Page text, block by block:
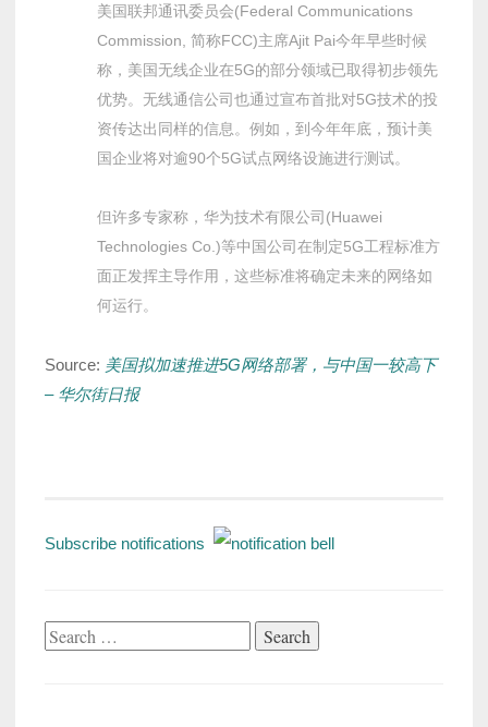
美国联邦通讯委员会(Federal Communications
Commission, 简称FCC)主席Ajit Pai今年早些时候
称，美国无线企业在5G的部分领域已取得初步领先
优势。无线通信公司也通过宣布首批对5G技术的投
资传达出同样的信息。例如，到今年年底，预计美
国企业将对逾90个5G试点网络设施进行测试。
但许多专家称，华为技术有限公司(Huawei
Technologies Co.)等中国公司在制定5G工程标准方
面正发挥主导作用，这些标准将确定未来的网络如
何运行。
Source: 美国拟加速推进5G网络部署，与中国一较高下
– 华尔街日报
Subscribe notifications
Search